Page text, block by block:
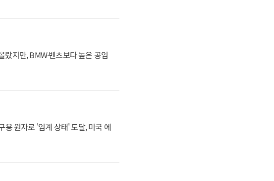
지만, BMW·벤츠보다 높은 공임
용 원자로 '임계 상태' 도달, 미국 에